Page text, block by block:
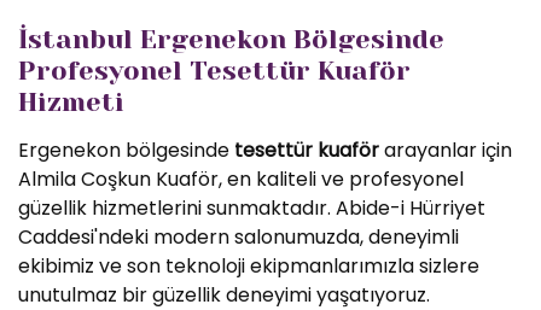
İstanbul Ergenekon Bölgesinde
Profesyonel Tesettür Kuaför
Hizmeti
Ergenekon bölgesinde tesettür kuaförarayanlar için
Almila Coşkun Kuaför, en kaliteli ve profesyonel
güzellik hizmetlerini sunmaktadır. Abide-i Hürriyet
Caddesi'ndeki modern salonumuzda, deneyimli
ekibimiz ve son teknoloji ekipmanlarımızla sizlere
unutulmaz bir güzellik deneyimi yaşatıyoruz.